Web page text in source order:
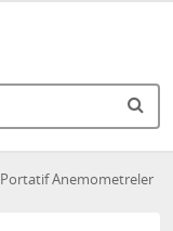
Portatif Anemometreler